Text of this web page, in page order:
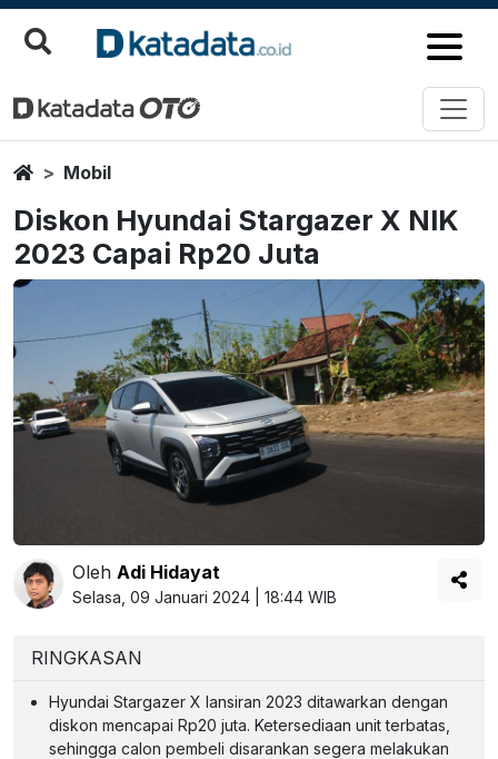
HomeMobil
Diskon Hyundai Stargazer X NIK
2023 Capai Rp20 Juta
Oleh Adi Hidayat
Selasa, 09 Januari 2024 | 18:44 WIB
RINGKASAN
Hyundai Stargazer X lansiran 2023 ditawarkan dengan
diskon mencapai Rp20 juta. Ketersediaan unit terbatas,
sehingga calon pembeli disarankan segera melakukan